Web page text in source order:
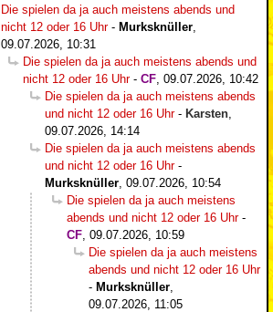
Die spielen da ja auch meistens abends und
nicht 12 oder 16 Uhr- Murksknüller
09.07.2026, 10:31
Die spielen da ja auch meistens abends und
nicht 12 oder 16 Uhr- CF 09.07.2026, 10:42
Die spielen da ja auch meistens abends
und nicht 12 oder 16 Uhr- Karsten
09.07.2026, 14:14
Die spielen da ja auch meistens abends
und nicht 12 oder 16 Uhr-
Murksknüller 09.07.2026, 10:54
Die spielen da ja auch meistens
abends und nicht 12 oder 16 Uhr-
CF 09.07.2026, 10:59
Die spielen da ja auch meistens
abends und nicht 12 oder 16 Uhr
- Murksknüller
09.07.2026, 11:05